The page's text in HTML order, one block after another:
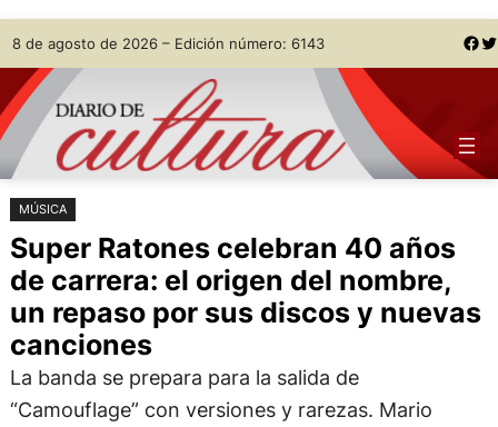
Saltar
al
contenido
Skip
to
content
8 de agosto de 2026 – Edición número: 6143 Facebook Twitter
MÚSICA
Super Ratones celebran 40 años
de carrera: el origen del nombre,
un repaso por sus discos y nuevas
canciones
La banda se prepara para la salida de
“Camouflage” con versiones y rarezas. Mario